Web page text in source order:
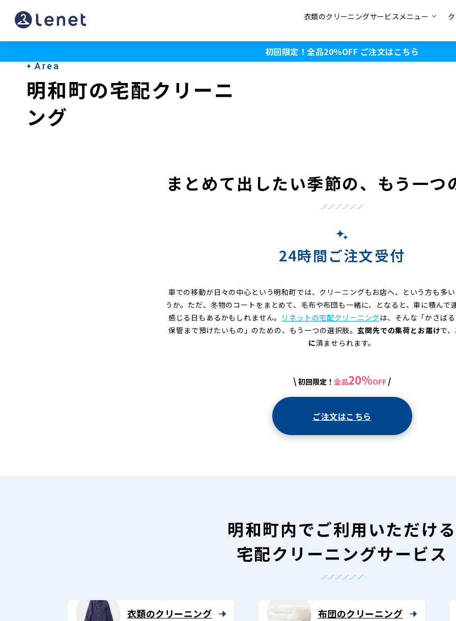
明
和
衣類のクリーニングサービスメニュー
初回限定！全品20％OFF ご注文はこちら
Area
明和町の宅配クリーニ
ング
まとめて出したい季節の、もう一つ
24時間ご注文受付
車での移動が日々の中心という明和町では、クリーニングもお店へ、という方も多
うか。ただ、冬物のコートをまとめて、毛布や布団も一緒に、となると、車に積んで
感じる日もあるかもしれません。
リネットの宅配クリーニングは、そんな「かさば
保管まで預けたいもの」のための、もう一つの選択肢。玄関先での集荷とお届けで、
に済ませられます。
\ 初回限定！ 全品20%OFF /
ご注文はこちら
明和町内でご利用いただける
宅配クリーニングサービス
衣類のクリーニング 布団のクリーニング